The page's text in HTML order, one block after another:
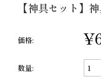
【神具セット】
価格:
数量: